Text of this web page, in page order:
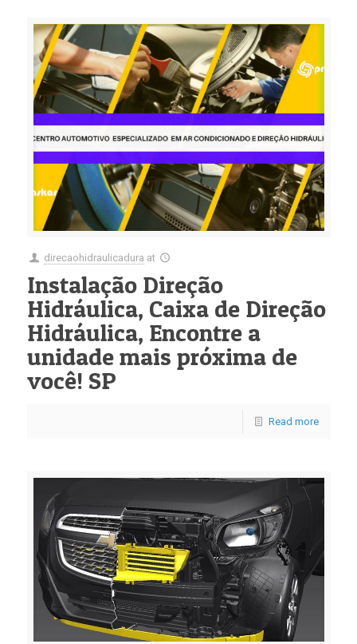
direcaohidraulicadura at
Instalação Direção
Hidráulica, Caixa de Direção
Hidráulica, Encontre a
unidade mais próxima de
você! SP
Read more